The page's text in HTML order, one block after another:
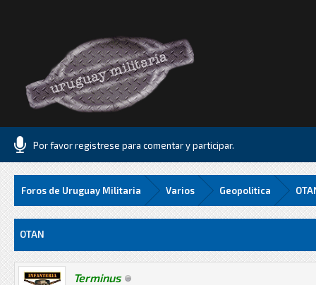
Por favor registrese para comentar y participar.
Foros de Uruguay Militaria Varios Geopolitica
OTAN
Terminus